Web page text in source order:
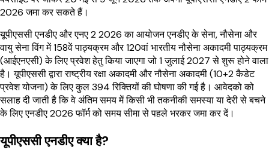
2026 जमा कर सकते हैं।
यूपीएससी एनडीए और एनए 2 2026 का आयोजन एनडीए के सेना, नौसेना और
वायु सेना विंग में 158वें पाठ्यक्रम और 120वां भारतीय नौसेना अकादमी पाठ्यक्रम
(आईएनएसी) के लिए प्रवेश हेतु किया जाएगा जो 1 जुलाई 2027 से शुरू होने वाला
है। यूपीएससी द्वारा राष्ट्रीय रक्षा अकादमी और नौसेना अकादमी (10+2 कैडेट
प्रवेश योजना) के लिए कुल 394 रिक्तियों की घोषणा की गई है। आवेदको को
सलाह दी जाती है कि वे अंतिम समय में किसी भी तकनीकी समस्या या देरी से बचने
के लिए एनडीए 2026 फॉर्म को समय सीमा से पहले भरकर जमा कर दें।
यूपीएससी एनडीए क्या है?